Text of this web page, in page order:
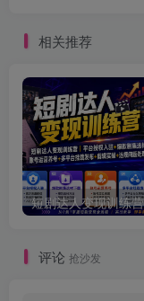
相关推荐
评论 抢沙发